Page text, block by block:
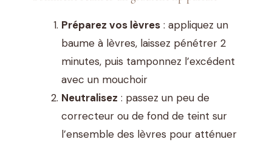
Préparez vos lèvres : appliquez un
baume à lèvres, laissez pénétrer 2
minutes, puis tamponnez l’excédent
avec un mouchoir
Neutralisez : passez un peu de
correcteur ou de fond de teint sur
l’ensemble des lèvres pour atténuer